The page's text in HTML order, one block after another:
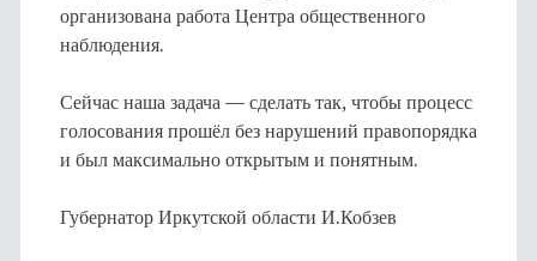
организована работа Центра общественного
наблюдения.
Сейчас наша задача — сделать так, чтобы процесс
голосования прошёл без нарушений правопорядка
и был максимально открытым и понятным.
Губернатор Иркутской области И.Кобзев